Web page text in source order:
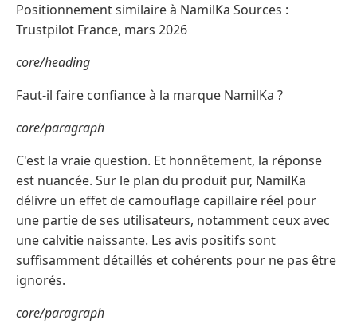
Positionnement similaire à NamilKa Sources :
Trustpilot France, mars 2026
core/heading
Faut-il faire confiance à la marque NamilKa ?
core/paragraph
C'est la vraie question. Et honnêtement, la réponse
est nuancée. Sur le plan du produit pur, NamilKa
délivre un effet de camouflage capillaire réel pour
une partie de ses utilisateurs, notamment ceux avec
une calvitie naissante. Les avis positifs sont
suffisamment détaillés et cohérents pour ne pas être
ignorés.
core/paragraph